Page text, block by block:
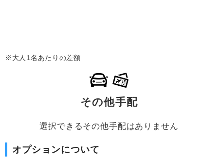
※大人1名あたりの差額
その他手配
選択できるその他手配はありません
オプションについて